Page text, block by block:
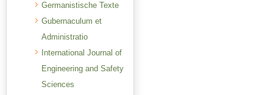
Germanistische Texte
Gubernaculum et
Administratio
International Journal of
Engineering and Safety
Sciences